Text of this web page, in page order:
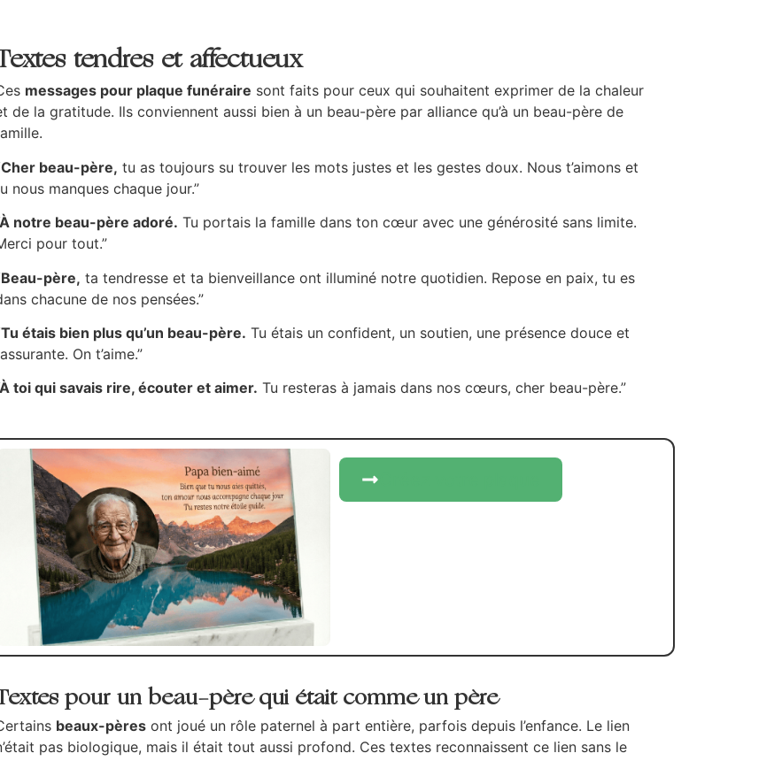
tendres et affectueux
messages pour plaque funéraire sont faits pour ceux qui souhaitent exprimer de la chaleur
de la gratitude. Ils conviennent aussi bien à un beau-père par alliance qu’à un beau-père de
beau-père, tu as toujours su trouver les mots justes et les gestes doux. Nous t’aimons et
nous manques chaque jour.”
notre beau-père adoré. Tu portais la famille dans ton cœur avec une générosité sans limite.
pour tout.”
père, ta tendresse et ta bienveillance ont illuminé notre quotidien. Repose en paix, tu es
chacune de nos pensées.”
étais bien plus qu’un beau-père. Tu étais un confident, un soutien, une présence douce et
On t’aime.”
toi qui savais rire, écouter et aimer. Tu resteras à jamais dans nos cœurs, cher beau-père.”
pour un beau-père qui était comme un père
beaux-pères ont joué un rôle paternel à part entière, parfois depuis l’enfance. Le lien
pas biologique, mais il était tout aussi profond. Ces textes reconnaissent ce lien sans le